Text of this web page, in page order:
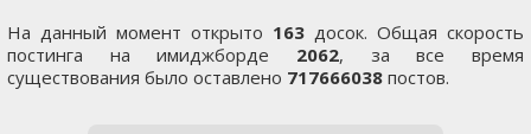
На данный момент открыто 163 досок. Общая скорость
постинга на имиджборде 2062, за все время
существования было оставлено 717666038 постов.